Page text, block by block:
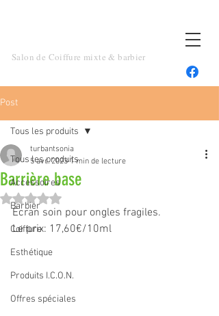
Salon de Coiffure mixte & barbier
Post
Tous les produits
Accessoires
Barbier
Coiffure
Esthétique
Produits I.C.O.N.
Offres spéciales
Tous les produits
Barrière base
turbantsonia
5 avr. 2023 1 min de lecture
Noté NaN étoiles sur 5.
Écran soin pour ongles fragiles.
Le prix: 17,60€/10ml